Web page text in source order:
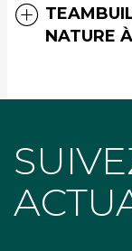
NATURE